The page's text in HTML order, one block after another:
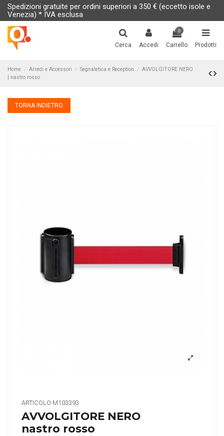
Spedizioni gratuite per ordini superiori a 350 € (eccetto isole e
Venezia) * IVA esclusa
Cerca Accedi
0
Carrello Prodotti
Home Arredi e Accessori Segnaletica e Reception
AVVOLGITORE NERO
| nastro rosso
TORNA INDIETRO
ARTICOLO M103393
AVVOLGITORE NERO
nastro rosso